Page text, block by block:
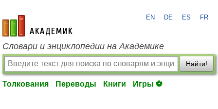
academic.ru
EN DE ES FR
Словари и энциклопедии на Академике
Найти!
Толкования Переводы Книги Игры ⚽